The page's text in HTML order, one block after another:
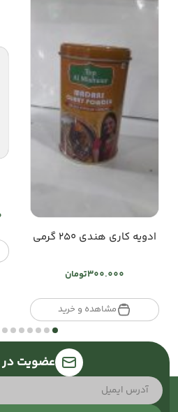
ادویه کاری هندی ۲۵۰ گرمی
تومان300.000
مشاهده و خرید
عضویت در